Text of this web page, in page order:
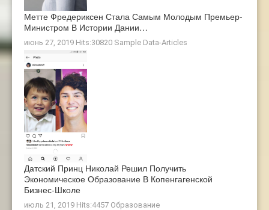
Метте Фредериксен Стала Самым Молодым Премьер-
Министром В Истории Дании…
июнь 27, 2019 Hits:30820 Sample Data-Articles
Датский Принц Николай Решил Получить
Экономическое Образование В Копенгагенской
Бизнес-Школе
июль 21, 2019 Hits:4457 Образование